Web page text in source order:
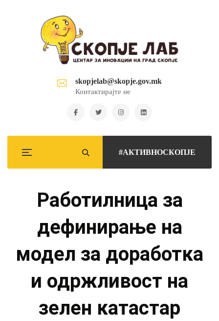
skopjelab@skopje.gov.mk
Контактирајте не
#АКТИВНОСКОПЈЕ
Работилницa за
дефинирање на
модел за доработка
и одржливост на
зелен катастар